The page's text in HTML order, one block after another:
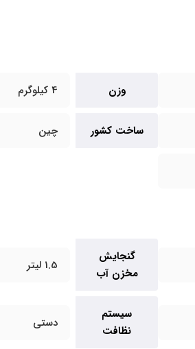
وزن 4 کیلوگرم
ساخت کشور چین
گنجایش
مخزن آب
1.5 لیتر
سیستم
نظافت
دستی